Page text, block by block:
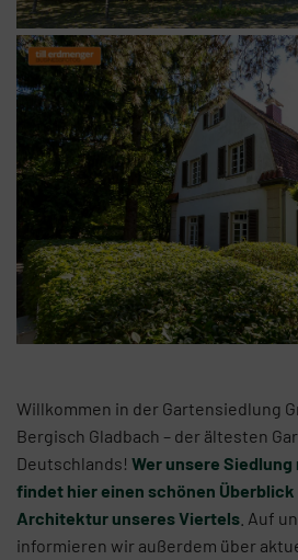
Willkommen in der Gartensiedlung
Bergisch Gladbach – der ältesten
Deutschlands! Wer unsere
findet hier einen schönen
Architektur unseres Viertels . Auf
informieren wir außerdem über